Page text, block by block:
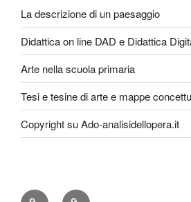
La descrizione di un paesaggio
Didattica on line DAD e Didattica
Arte nella scuola primaria
Tesi e tesine di arte e mappe
Copyright su Ado-analisidellopera.it
Privacy Cookie